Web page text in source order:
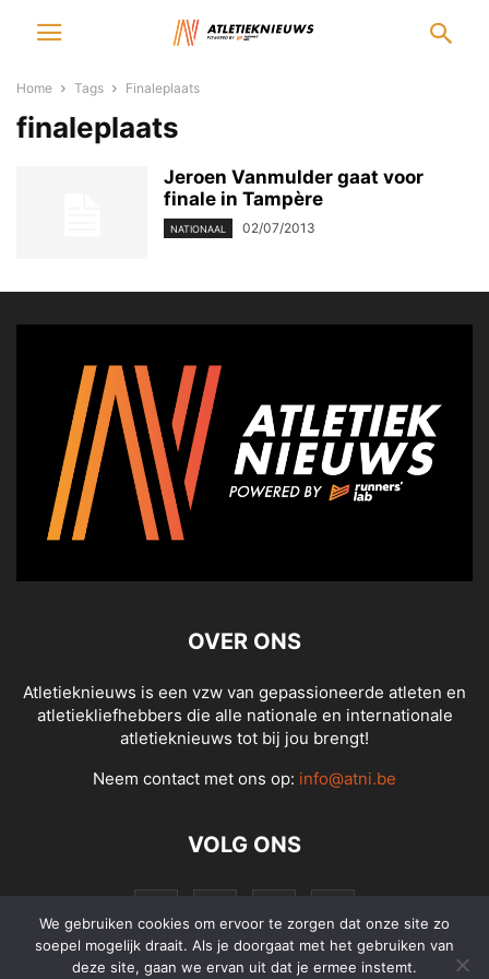
Home Tags Finaleplaats
finaleplaats
Jeroen Vanmulder gaat voor
finale in Tampère
NATIONAAL 02/07/2013
OVER ONS
Atletieknieuws is een vzw van gepassioneerde atleten en
atletiekliefhebbers die alle nationale en internationale
atletieknieuws tot bij jou brengt!
Neem contact met ons op: info@atni.be
VOLG ONS
We gebruiken cookies om ervoor te zorgen dat onze site zo
soepel mogelijk draait. Als je doorgaat met het gebruiken van
deze site, gaan we ervan uit dat je ermee instemt.